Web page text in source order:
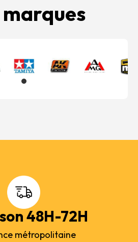
marques
48H-72H
métropolitaine